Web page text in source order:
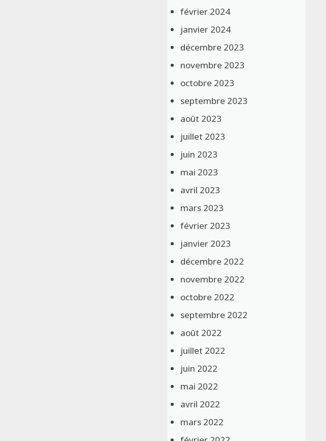
février 2024
janvier 2024
décembre 2023
novembre 2023
octobre 2023
septembre 2023
août 2023
juillet 2023
juin 2023
mai 2023
avril 2023
mars 2023
février 2023
janvier 2023
décembre 2022
novembre 2022
octobre 2022
septembre 2022
août 2022
juillet 2022
juin 2022
mai 2022
avril 2022
mars 2022